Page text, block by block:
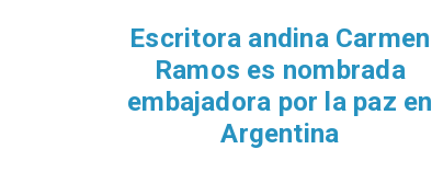
Escritora andina Carmen
Ramos es nombrada
embajadora por la paz en
Argentina